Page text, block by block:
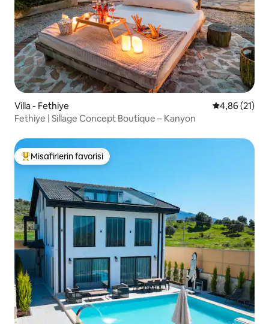
Villa - Fethiye 5 üzerinden
4,86 (21)
Fethiye | Sillage Concept Boutique – Kanyon
Misafirlerin favorilerinden en beğenilenler arasında
Misafirlerin favorisi